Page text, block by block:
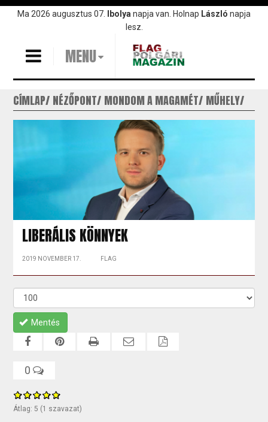
UgrásMa 2026 augusztus 07. Ibolya napja van. Holnap László napja
lesz.
MENU
CÍMLAP NÉZŐPONT MONDOM A MAGAMÉT MŰHELY
LIBERÁLIS KÖNNYEK
2019 NOVEMBER 17. FLAG
Mentés
0
Átlag: 5 (1 szavazat)